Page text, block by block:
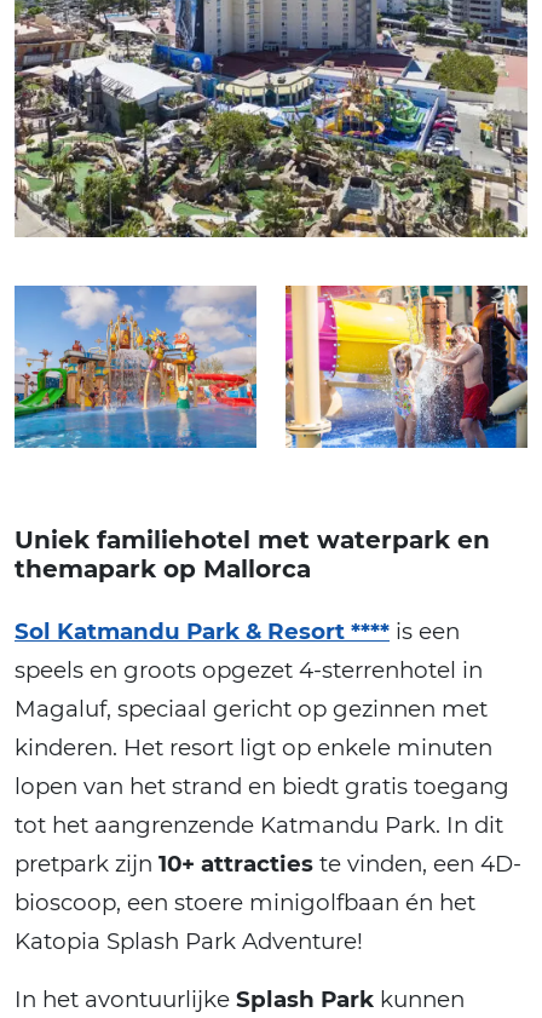
Uniek familiehotel met waterpark en
themapark op Mallorca
Sol Katmandu Park & Resort **** is een
speels en groots opgezet 4-sterrenhotel in
Magaluf, speciaal gericht op gezinnen met
kinderen. Het resort ligt op enkele minuten
lopen van het strand en biedt gratis toegang
tot het aangrenzende Katmandu Park. In dit
pretpark zijn 10+ attracties te vinden, een 4D-
bioscoop, een stoere minigolfbaan én het
Katopia Splash Park Adventure!
In het avontuurlijke Splash Park kunnen